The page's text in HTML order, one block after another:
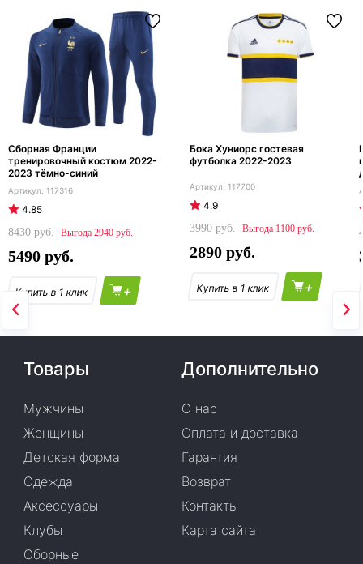
Сборная Франции
тренировочный костюм 2022-
2023 тёмно-синий
117316
4.85
8430
2940
5490
+
Бока Хуниорс гостевая
футболка 2022-2023
117700
4.9
3990
1100
2890
+
Товары
Мужчины
Женщины
Детская форма
Одежда
Аксессуары
Клубы
Сборные
Дополнительно
О нас
Оплата и доставка
Гарантия
Возврат
Контакты
Карта сайта